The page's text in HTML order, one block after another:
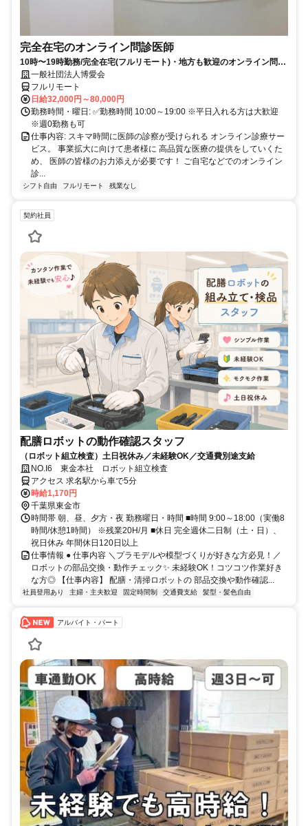
完全在宅のオンライン問診医師
10時〜19時勤務/完全在宅(フルリモート)・地方も歓迎のオンライン問診
業務一般社団法人博愛会
フルリモート
日給32,000円～80,000円
勤務時間・曜日: ✅勤務時間 10:00～19:00 ※平日入れる方は大歓迎
※週0勤務も可
仕事内容: スキマ時間に医師の診察が受けられる オンライン診療サー
ビス。 事業拡大に向けて患者様に 高品質な医療の提供をしていくた
め、 医師の皆様のお力添えが必要です！ ご自宅などでのオンライン
診...
シフト自由 フルリモート 残業なし
契約社員
配膳ロボットの動作確認スタッフ
（ロボット組立検査）土日祝休み／未経験OK／交通費別途支給
NO.I6 東金本社 ロボット組立検査
アクセス 求名駅から車で5分
時給1,170円
千葉県東金市
時間帯 朝、昼、夕方・夜 勤務曜日・時間 ■時間 9:00～18:00（実働8
時間/休憩1時間） ※残業20H/月 ■休日 完全週休二日制（土・日）、
祝日休み 年間休日120日以上
仕事情報 ● 仕事内容 ＼プラモデルや模型づくりが好きな方必見！／
ロボットの部品交換・動作チェック✨️ 未経験OK！コツコツ作業好き
な方◎ 【仕事内容】 配膳・清掃ロボットの 部品交換や動作確認...
社員登用あり 主婦・主夫歓迎 固定時間制 交通費支給 髪型・髪色自由
アルバイト・パート